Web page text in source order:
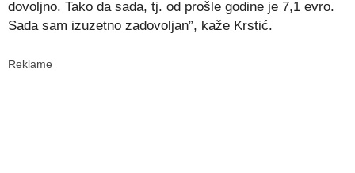
dovoljno. Tako da sada, tj. od prošle godine je 7,1 evro.
Sada sam izuzetno zadovoljan”, kaže Krstić.
Reklame